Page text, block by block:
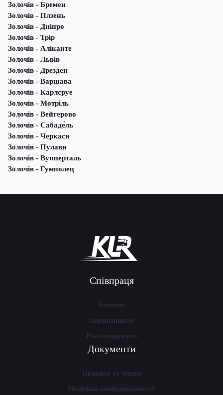
Золочів - Бремен
Золочів - Плзень
Золочів - Дніпро
Золочів - Трір
Золочів - Аліканте
Золочів - Львів
Золочів - Дрезден
Золочів - Варшава
Золочів - Карлсруе
Золочів - Мотріль
Золочів - Вейгерово
Золочів - Сабаде́ль
Золочів - Черкаси
Золочів - Пулави
Золочів - Вупперталь
Золочів - Гумполец
Співпраця
Агентам
Перевізникам
Рекламодавцям
Документи
Правила та умови
Політика конфіденційності